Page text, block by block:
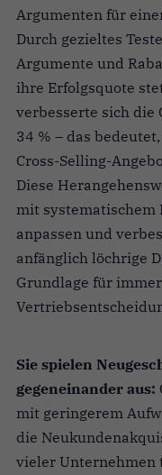
Argumenten für
Durch gezieltes
Argumente und
ihre Erfolgsquote
verbesserte sich die
34 % – das
Cross-Selling-
Diese
mit systematischem
anpassen und
anfänglich löchrige
Grundlage für
Sie spielen
gegeneinander aus:
mit geringerem
die
vieler Unternehmen